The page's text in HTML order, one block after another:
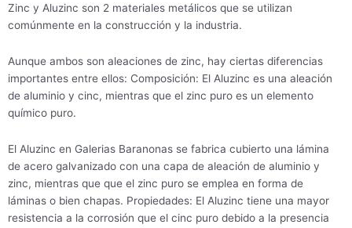
Zinc y Aluzinc son 2 materiales metálicos que se utilizan
comúnmente en la construcción y la industria.
Aunque ambos son aleaciones de zinc, hay ciertas diferencias
importantes entre ellos: Composición: El Aluzinc es una aleación
de aluminio y cinc, mientras que el zinc puro es un elemento
químico puro.
El Aluzinc en Galerias Baranonas se fabrica cubierto una lámina
de acero galvanizado con una capa de aleación de aluminio y
zinc, mientras que que el zinc puro se emplea en forma de
láminas o bien chapas. Propiedades: El Aluzinc tiene una mayor
resistencia a la corrosión que el cinc puro debido a la presencia